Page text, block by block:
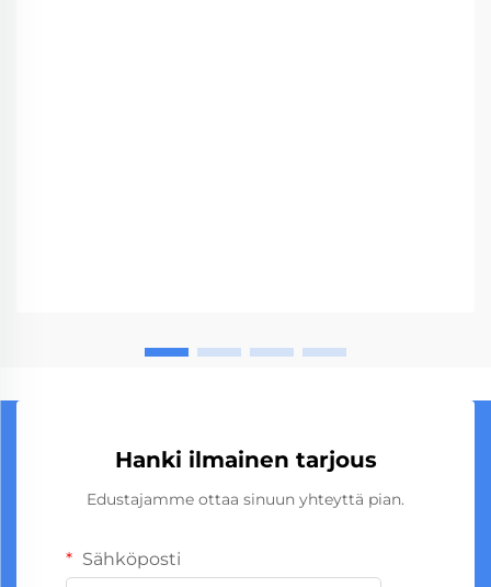
Hanki ilmainen tarjous
Edustajamme ottaa sinuun yhteyttä pian.
Sähköposti